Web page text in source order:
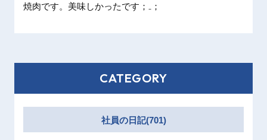
焼肉です。美味しかったです；₋；
CATEGORY
社員の日記(701)